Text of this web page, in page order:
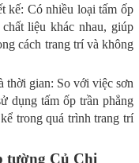
kế: Có nhiều loại tấm ốp
liệu khác nhau, giúp
cách trang trí và không
thời gian: So với việc sơn
dụng tấm ốp trần phẳng
trong quá trình trang trí
tường Củ Chi